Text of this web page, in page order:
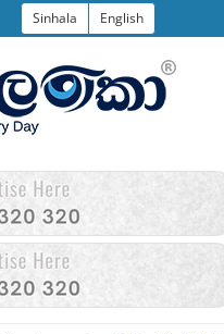
Sinhala English